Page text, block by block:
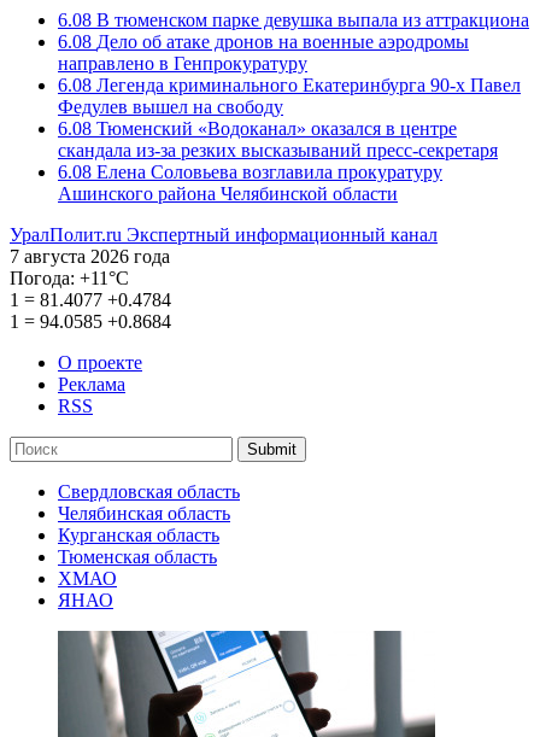
6.08 В тюменском парке девушка выпала из аттракциона
6.08 Дело об атаке дронов на военные аэродромы
направлено в Генпрокуратуру
6.08 Легенда криминального Екатеринбурга 90-х Павел
Федулев вышел на свободу
6.08 Тюменский «Водоканал» оказался в центре
скандала из-за резких высказываний пресс-секретаря
6.08 Елена Соловьева возглавила прокуратуру
Ашинского района Челябинской области
УралПолит.ru Экспертный информационный канал
7 августа 2026 года
Погода: +11°С
1 = 81.4077 +0.4784
1 = 94.0585 +0.8684
О проекте
Реклама
RSS
Submit
Свердловская область
Челябинская область
Курганская область
Тюменская область
ХМАО
ЯНАО